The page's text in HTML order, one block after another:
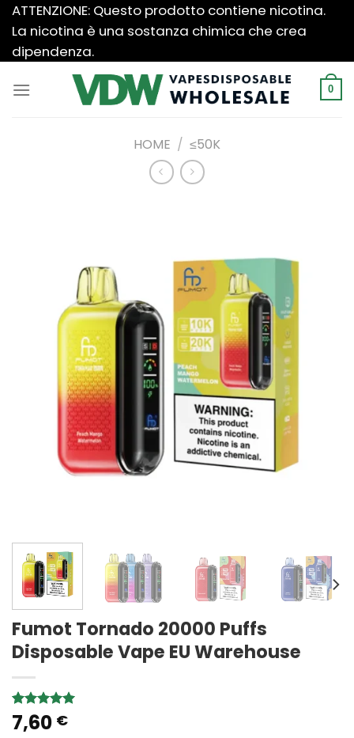
Salta
contenuti
ATTENZIONE: Questo prodotto contiene nicotina.
La nicotina è una sostanza chimica che crea
dipendenza.
0
HOME / ≤50K
Fumot Tornado 20000 Puffs
Disposable Vape EU Warehouse
Rated5.00
out of 5
1
7,60 €